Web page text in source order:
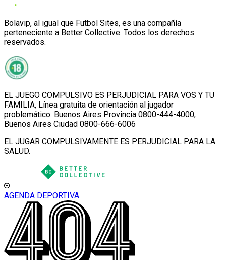
Bolavip, al igual que Futbol Sites, es una compañía
perteneciente a Better Collective. Todos los derechos
reservados.
EL JUEGO COMPULSIVO ES PERJUDICIAL PARA VOS Y TU
FAMILIA, Línea gratuita de orientación al jugador
problemático: Buenos Aires Provincia 0800-444-4000,
Buenos Aires Ciudad 0800-666-6006
EL JUGAR COMPULSIVAMENTE ES PERJUDICIAL PARA LA
SALUD.
AGENDA DEPORTIVA